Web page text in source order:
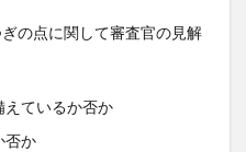
の点に関して審査官の見解
えているか否か
否か